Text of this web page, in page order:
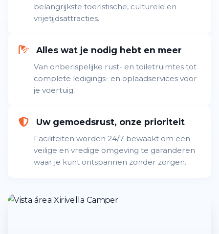
belangrijkste toeristische, culturele en
vrijetijdsattracties.
Alles wat je nodig hebt en meer
Van onberispelijke rust- en toiletruimtes tot
complete ledigings- en oplaadservices voor
je voertuig.
Uw gemoedsrust, onze prioriteit
Faciliteiten worden 24/7 bewaakt om een
veilige en vredige omgeving te garanderen
waar je kunt ontspannen zonder zorgen.